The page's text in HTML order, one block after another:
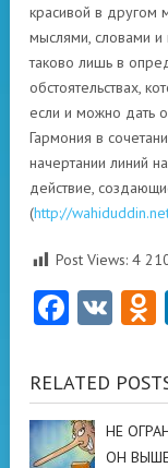
красивой в другом
мыслями, словами и
таково лишь в
обстоятельствах,
если и можно дать
Гармония в
начертании линий
действие,
(http://
Post Views: 4
VK
RELATED
НЕ
ОН